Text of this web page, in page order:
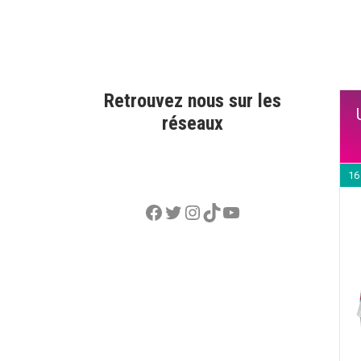
Retrouvez nous sur les
réseaux
Facebook
Twitter
Instagram
TikTok
YouTube
16